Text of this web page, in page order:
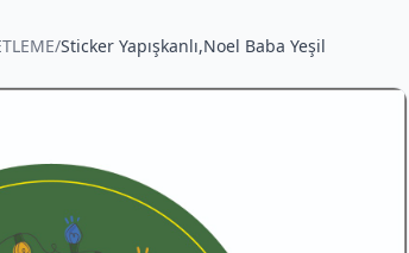
/Sticker Yapışkanlı,Noel Baba Yeşil